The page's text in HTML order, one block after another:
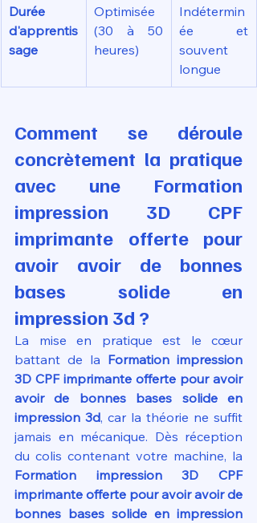
Durée
d'apprentis
sage
Optimisée
(30 à 50
heures)
Indétermin
ée et
souvent
longue
Comment se déroule
concrètement la pratique
avec une Formation
impression 3D CPF
imprimante offerte pour
avoir avoir de bonnes
bases solide en
impression 3d ?
La mise en pratique est le cœur
battant de la Formation impression
3D CPF imprimante offerte pour avoir
avoir de bonnes bases solide en
impression 3d, car la théorie ne suffit
jamais en mécanique. Dès réception
Formation impression 3D CPF
imprimante offerte pour avoir avoir de
bonnes bases solide en impression